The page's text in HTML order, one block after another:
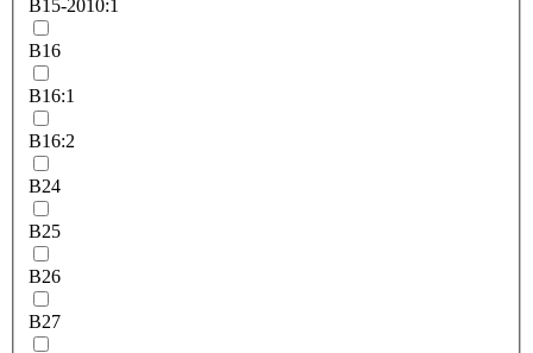
B15-2010:1
B16
B16:1
B16:2
B24
B25
B26
B27